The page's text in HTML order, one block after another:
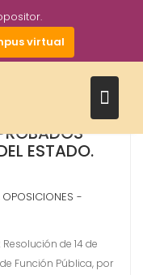
virtual
ESTADO.
OPOSICIONES -
Resolución de 14 de
Función Pública, por